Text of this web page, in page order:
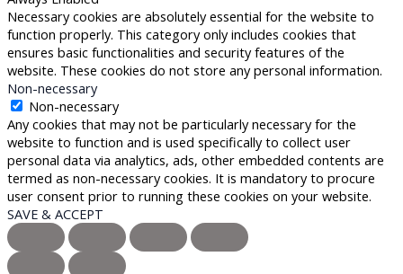
Necessary cookies are absolutely essential for the website to
function properly. This category only includes cookies that
ensures basic functionalities and security features of the
website. These cookies do not store any personal information.
Non-necessary
Non-necessary
Any cookies that may not be particularly necessary for the
website to function and is used specifically to collect user
personal data via analytics, ads, other embedded contents are
termed as non-necessary cookies. It is mandatory to procure
user consent prior to running these cookies on your website.
SAVE & ACCEPT